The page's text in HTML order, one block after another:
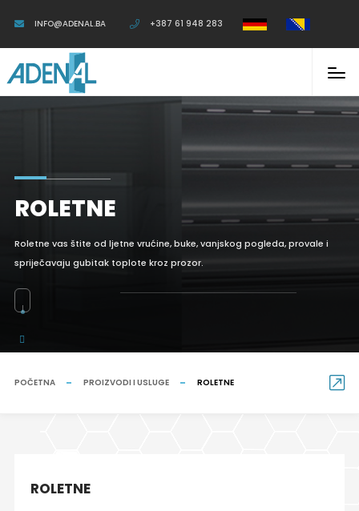
INFO@ADENAL.BA +387 61 948 283
ROLETNE
Roletne vas štite od ljetne vrućine, buke, vanjskog pogleda, provale i
spriječavaju gubitak toplote kroz prozor.
POČETNA PROIZVODI I USLUGE ROLETNE
ROLETNE